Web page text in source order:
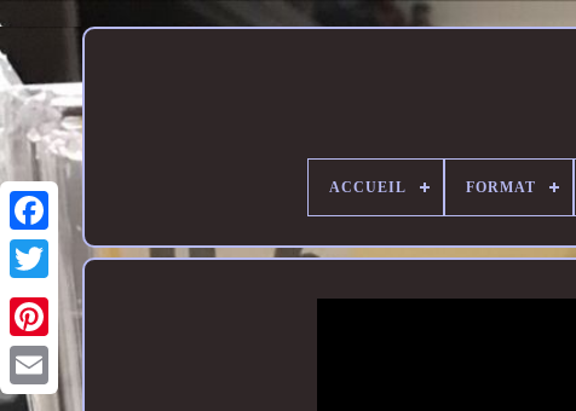
ACCUEIL FORMAT